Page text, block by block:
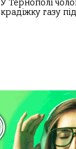
У Тернополі
крадіжку газу